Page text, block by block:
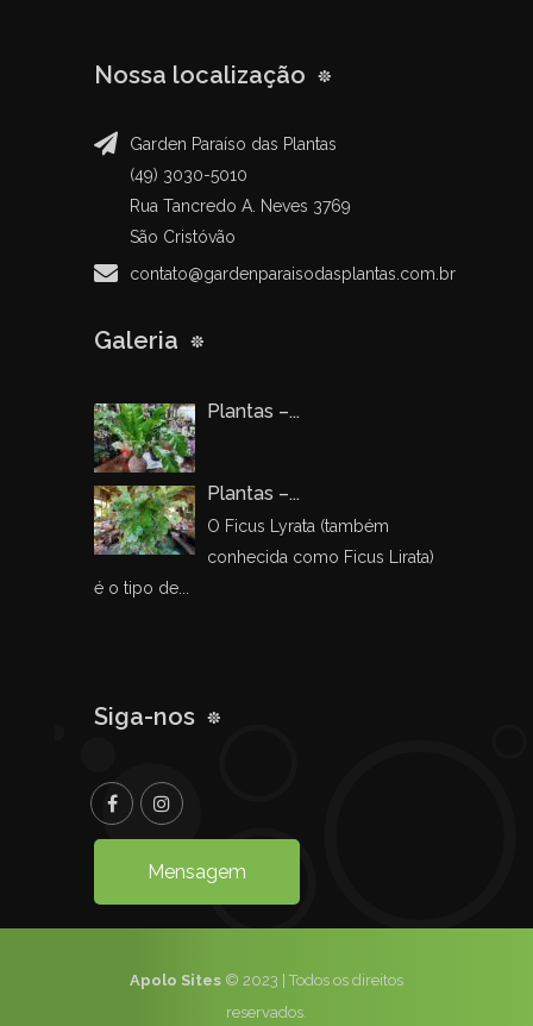
Nossa localização
Garden Paraíso das Plantas
(49) 3030-5010
Rua Tancredo A. Neves 3769
São Cristóvão
contato@gardenparaisodasplantas.com.br
Galeria
Plantas –...
Plantas –...
O Ficus Lyrata (também
conhecida como Ficus Lirata)
é o tipo de...
Siga-nos
Mensagem
Apolo Sites © 2023 | Todos os direitos
reservados.